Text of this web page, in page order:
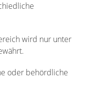
wird nur unter
oder behördliche